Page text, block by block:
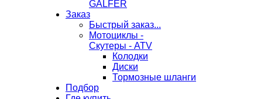
GALFER
Заказ
Быстрый заказ...
Мотоциклы -
Скутеры - ATV
Колодки
Диски
Тормозные шланги
Подбор